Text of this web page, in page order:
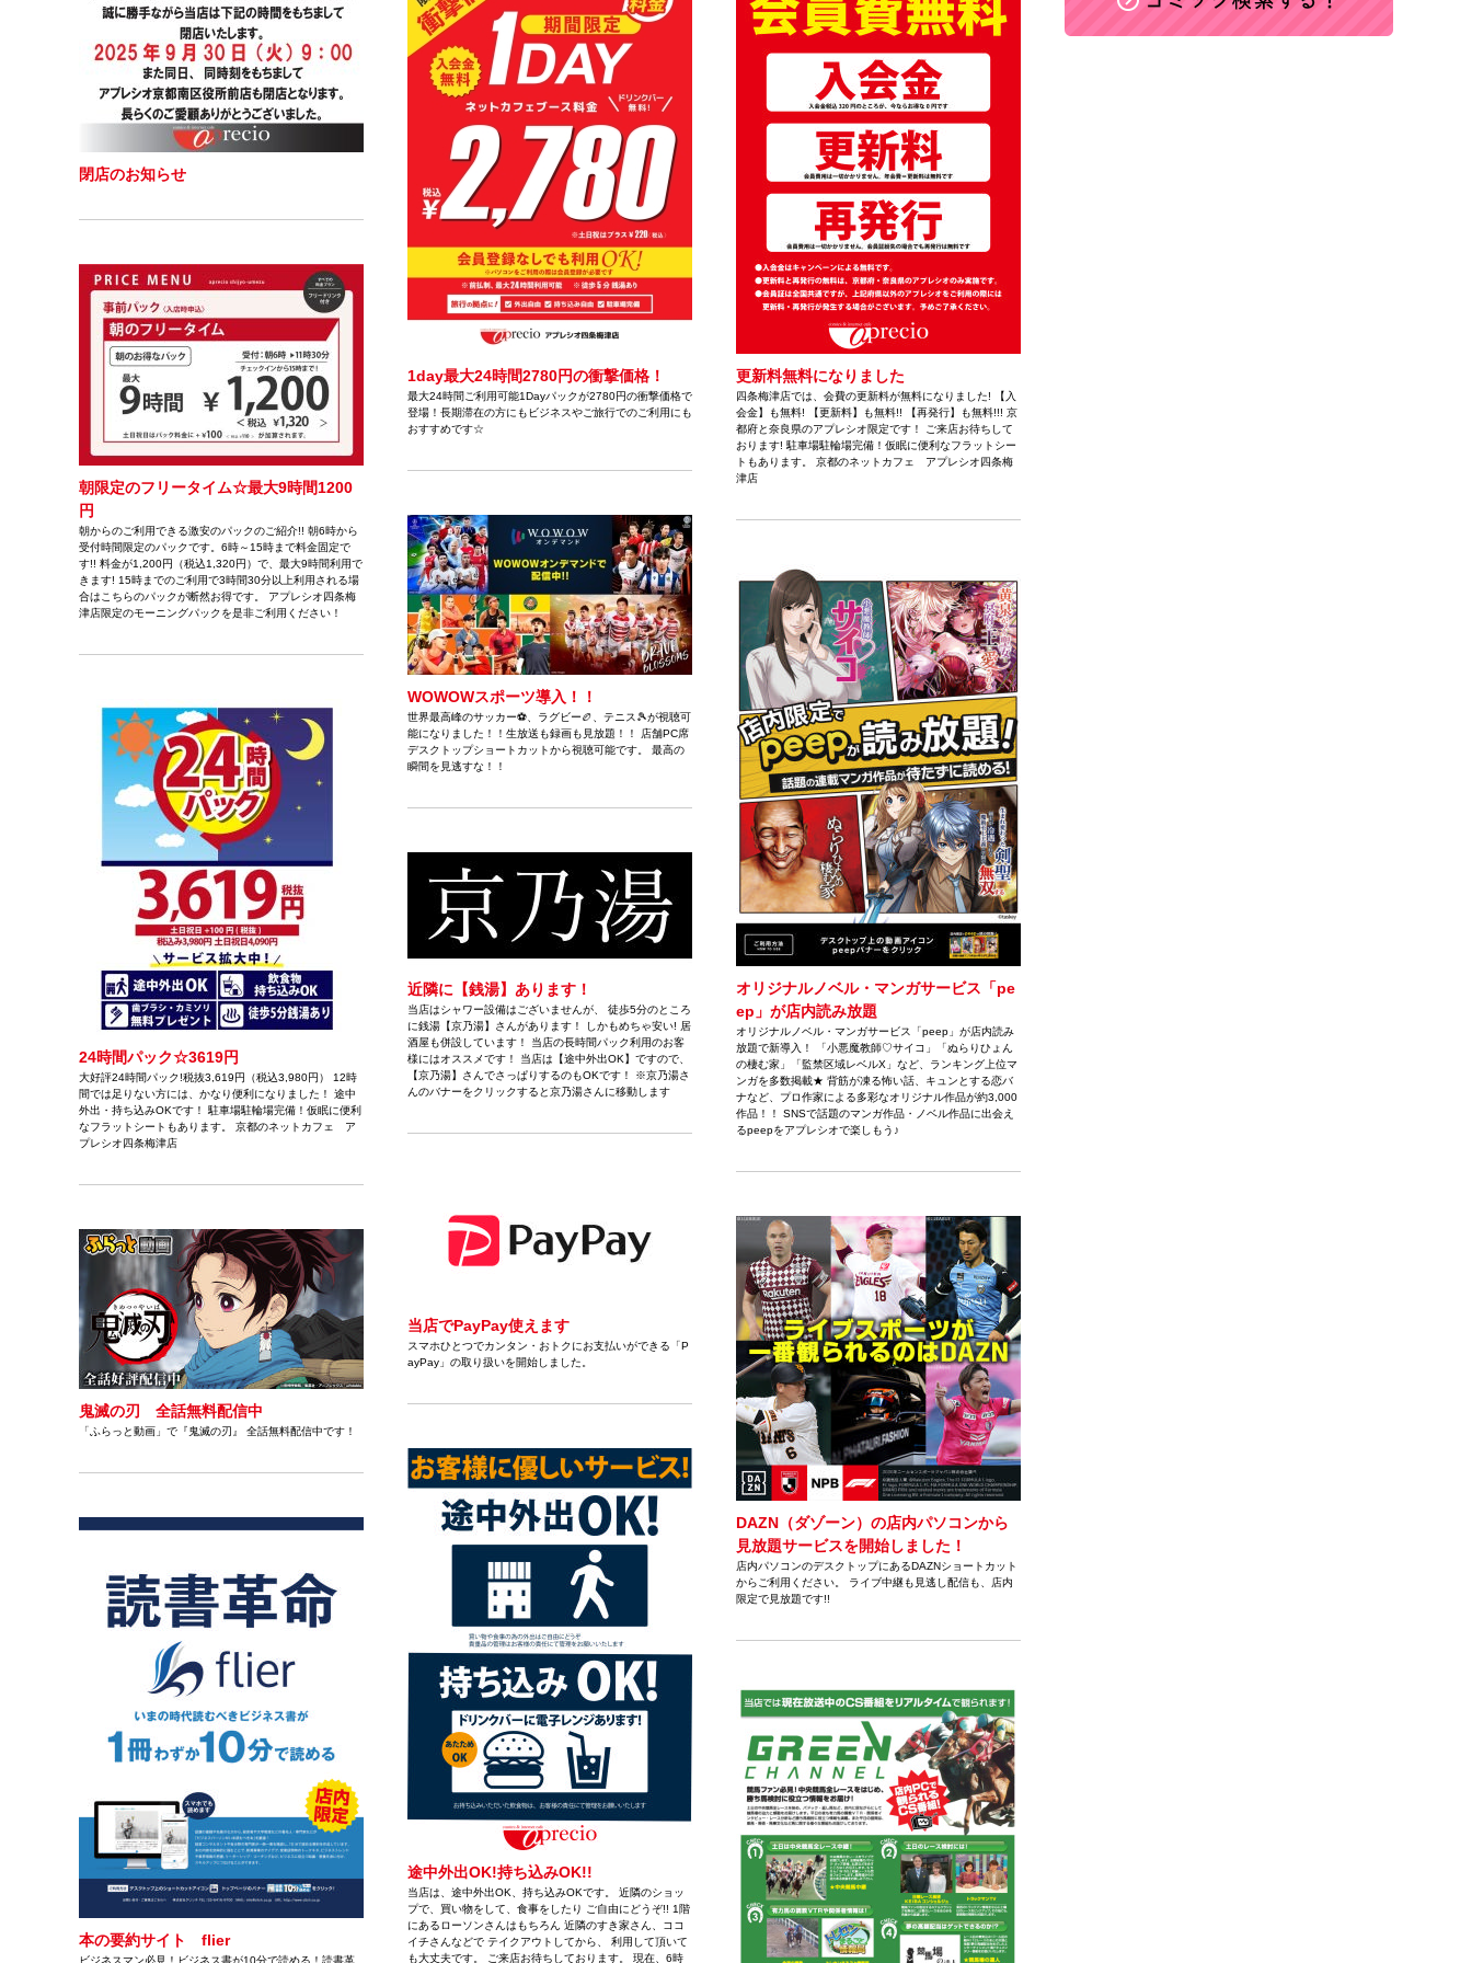
閉店のお知らせ
1day最大24時間2780円の衝撃価格！
最大24時間ご利用可能1Dayパックが2780円の衝撃価格で
登場！長期滞在の方にもビジネスやご旅行でのご利用にも
おすすめです☆
更新料無料になりました
四条梅津店では、会費の更新料が無料になりました! 【入
会金】も無料! 【更新料】も無料!! 【再発行】も無料!!! 京
都府と奈良県のアプレシオ限定です！ ご来店お待ちして
おります! 駐車場駐輪場完備！仮眠に便利なフラットシー
トもあります。 京都のネットカフェ アプレシオ四条梅
津店
朝限定のフリータイム☆最大9時間1200
円
朝からのご利用できる激安のパックのご紹介!! 朝6時から
受付時間限定のパックです。6時～15時まで料金固定で
す!! 料金が1,200円（税込1,320円）で、最大9時間利用で
きます! 15時までのご利用で3時間30分以上利用される場
合はこちらのパックが断然お得です。 アプレシオ四条梅
津店限定のモーニングパックを是非ご利用ください！
WOWOWスポーツ導入！！
世界最高峰のサッカー⚽、ラグビー🏉、テニス🎾が視聴可
能になりました！！生放送も録画も見放題！！ 店舗PC席
デスクトップショートカットから視聴可能です。 最高の
瞬間を見逃すな！！
オリジナルノベル・マンガサービス「pe
ep」が店内読み放題
オリジナルノベル・マンガサービス「peep」が店内読み
放題で新導入！ 「小悪魔教師♡サイコ」「ぬらりひょん
の棲む家」「監禁区域レベルX」など、ランキング上位マ
ンガを多数掲載★ 背筋が凍る怖い話、キュンとする恋バ
ナなど、プロ作家による多彩なオリジナル作品が約3,000
作品！！ SNSで話題のマンガ作品・ノベル作品に出会え
るpeepをアプレシオで楽しもう♪
24時間パック☆3619円
大好評24時間パック!税抜3,619円（税込3,980円） 12時
間では足りない方には、かなり便利になりました！ 途中
外出・持ち込みOKです！ 駐車場駐輪場完備！仮眠に便利
なフラットシートもあります。 京都のネットカフェ ア
プレシオ四条梅津店
近隣に【銭湯】あります！
当店はシャワー設備はございませんが、 徒歩5分のところ
に銭湯【京乃湯】さんがあります！ しかもめちゃ安い! 居
酒屋も併設しています！ 当店の長時間パック利用のお客
様にはオススメです！ 当店は【途中外出OK】ですので、
【京乃湯】さんでさっぱりするのもOKです！ ※京乃湯さ
んのバナーをクリックすると京乃湯さんに移動します
当店でPayPay使えます
スマホひとつでカンタン・おトクにお支払いができる「P
ayPay」の取り扱いを開始しました。
DAZN（ダゾーン）の店内パソコンから
見放題サービスを開始しました！
店内パソコンのデスクトップにあるDAZNショートカット
からご利用ください。 ライブ中継も見逃し配信も、店内
限定で見放題です!!
鬼滅の刃 全話無料配信中
「ふらっと動画」で『鬼滅の刃』 全話無料配信中です！
途中外出OK!持ち込みOK!!
当店は、途中外出OK、持ち込みOKです。 近隣のショッ
プで、買い物をして、食事をしたり ご自由にどうぞ!! 1階
にあるローソンさんはもちろん 近隣のすき家さん、ココ
イチさんなどで テイクアウトしてから、 利用して頂いて
も大丈夫です。 ご来店お待ちしております。 現在、6時
本の要約サイト flier
ビジネスマン必見！ビジネス書が10分で読める！読書革